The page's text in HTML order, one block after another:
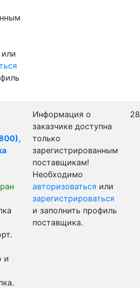
или
и
Информация о
заказчике доступна
только
зарегистрированным
поставщикам!
Необходимо
авторизоваться или
зарегистрироваться
и заполнить профиль
поставщика.